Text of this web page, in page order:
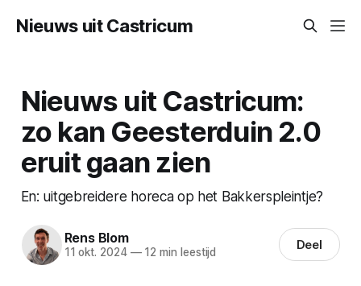
Nieuws uit Castricum
Nieuws uit Castricum:
zo kan Geesterduin 2.0
eruit gaan zien
En: uitgebreidere horeca op het Bakkerspleintje?
Rens Blom
11 okt. 2024 —12 min leestijd Deel